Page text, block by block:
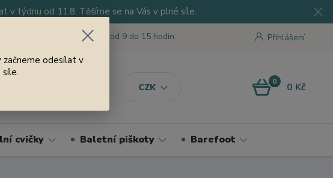
v týdnu od 11.8. Těšíme se na Vás v plné síle.
CZK
Přihlášení
Jsme tu pro Vás od 9 do 15 hodin
0 0 Kč
cvičky Baletní piškoty Barefoot
začneme odesílat v